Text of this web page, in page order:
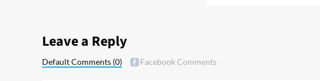
Leave a Reply
Default Comments (0) Facebook Comments